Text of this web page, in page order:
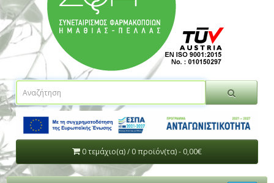
0 τεμάχιο(α) / 0 προϊόν(τα) - 0,00€